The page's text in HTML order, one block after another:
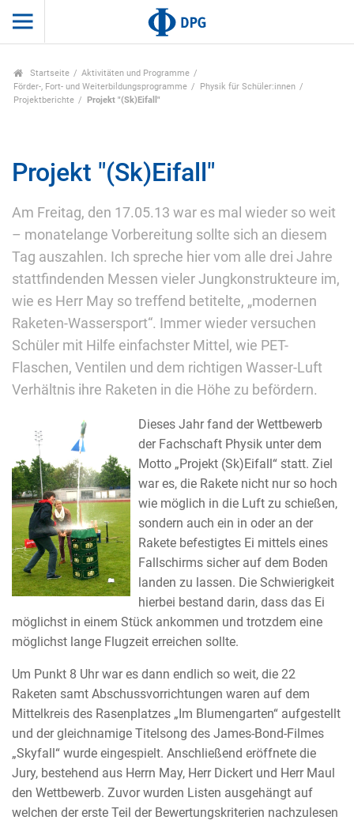
Startseite
Aktivitäten und Programme
Förder-, Fort- und Weiterbildungsprogramme
Physik für Schüler:innen
Projektberichte
Projekt "(Sk)Eifall"
Projekt "(Sk)Eifall"
Am Freitag, den 17.05.13 war es mal wieder so weit
– monatelange Vorbereitung sollte sich an diesem
Tag auszahlen. Ich spreche hier vom alle drei Jahre
stattfindenden Messen vieler Jungkonstrukteure im,
wie es Herr May so treffend betitelte, „modernen
Raketen-Wassersport“. Immer wieder versuchen
Schüler mit Hilfe einfachster Mittel, wie PET-
Flaschen, Ventilen und dem richtigen Wasser-Luft
Verhältnis ihre Raketen in die Höhe zu befördern.
Dieses Jahr fand der Wettbewerb
der Fachschaft Physik unter dem
Motto „Projekt (Sk)Eifall“ statt. Ziel
war es, die Rakete nicht nur so hoch
wie möglich in die Luft zu schießen,
sondern auch ein in oder an der
Rakete befestigtes Ei mittels eines
Fallschirms sicher auf dem Boden
landen zu lassen. Die Schwierigkeit
hierbei bestand darin, dass das Ei
möglichst in einem Stück ankommen und trotzdem eine
möglichst lange Flugzeit erreichen sollte.
Um Punkt 8 Uhr war es dann endlich so weit, die 22
Raketen samt Abschussvorrichtungen waren auf dem
Mittelkreis des Rasenplatzes „Im Blumengarten“ aufgestellt
und der gleichnamige Titelsong des James-Bond-Filmes
„Skyfall“ wurde eingespielt. Anschließend eröffnete die
Jury, bestehend aus Herrn May, Herr Dickert und Herr Maul
den Wettbewerb. Zuvor wurden Listen ausgehängt auf
welchen der erste Teil der Bewertungskriterien nachzulesen